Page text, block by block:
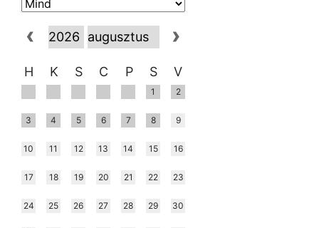
H K S C P S V
1 2
3 4 5 6 7 8 9
10 11 12 13 14 15 16
17 18 19 20 21 22 23
24 25 26 27 28 29 30